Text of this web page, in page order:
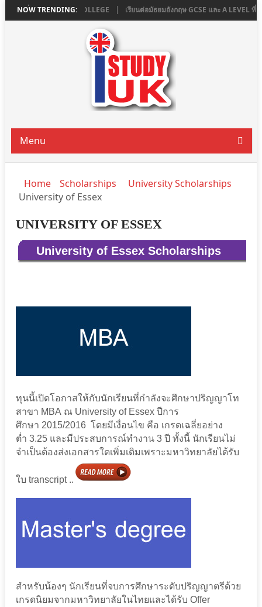
NOW TRENDING:
ที่ ASHBOURNE COLLEGE เรียนต่อมัธยมอังกฤษ GCSE และ A LEVEL ที่
Menu
Home Scholarships
University Scholarships
University of Essex
UNIVERSITY OF ESSEX
University of Essex Scholarships
ทุนนี้เปิดโอกาสให้กับนักเรียนที่กำลังจะศึกษาปริญญาโท
สาขา MBA ณ University of Essex ปีการ
ศึกษา 2015/2016 โดยมีเงื่อนไข คือ เกรดเฉลี่ยอย่าง
ต่ำ 3.25 และมีประสบการณ์ทำงาน 3 ปี ทั้งนี้ นักเรียนไม่
จำเป็นต้องส่งเอกสารใดเพิ่มเติมเพราะมหาวิทยาลัยได้รับ
ใบ transcript ..
สำหรับน้องๆ นักเรียนที่จบการศึกษาระดับปริญญาตรีด้วย
เกรดนิยมจากมหาวิทยาลัยในไทยและได้รับ Offer